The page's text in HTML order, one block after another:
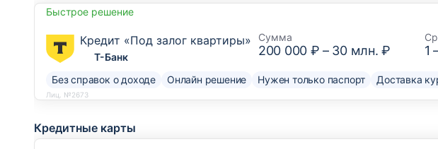
Быстрое решение
Кредит «Под залог квартиры»
Т-Банк
Сумма
200 000 ₽ – 30 млн. ₽ 1
Без справок о доходе Онлайн решение Нужен только паспорт Доставка
Лиц. №2673
Кредитные карты